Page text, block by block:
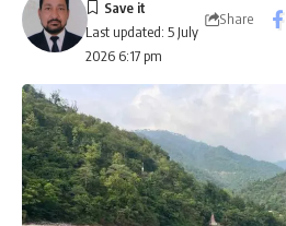
Last updated: 5 July
2026 6:17 pm
Share